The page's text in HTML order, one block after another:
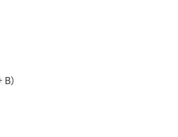
）